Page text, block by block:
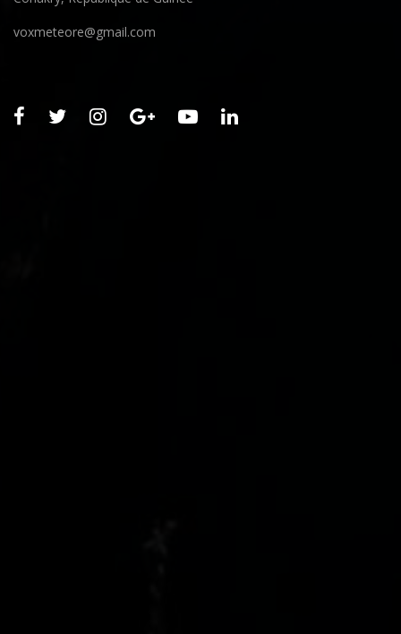
voxmeteore@gmail.com